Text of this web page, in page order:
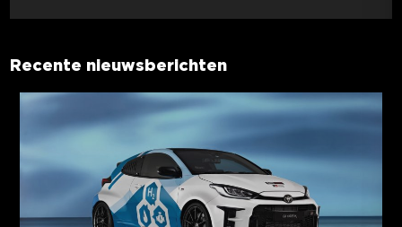
Recente nieuwsberichten